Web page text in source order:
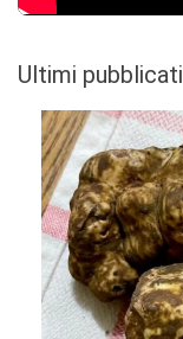
Ultimi pubblicati